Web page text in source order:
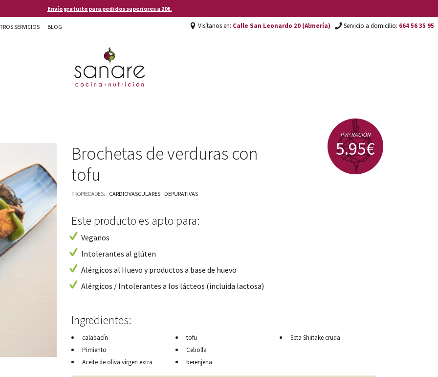
Envío gratuito para pedidos superiores a 20€.
SERVICIOS BLOG Visítanos en: Calle San Leonardo 20 (Almería) Servicio a domicilio: 664 56 35 95
Brochetas de verduras con
tofu
PROPIEDADES: CARDIOVASCULARES DEPURATIVAS
Este producto es apto para:
Veganos
Intolerantes al glúten
Alérgicos al Huevo y productos a base de huevo
Alérgicos / Intolerantes a los lácteos (incluida lactosa)
Ingredientes:
calabacín
Pimiento
Aceite de oliva virgen extra
tofu
Cebolla
berenjena
Seta Shiitake cruda
PVP RACIÓN
5.95€